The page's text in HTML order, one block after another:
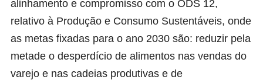
alinhamento e compromisso com o ODS 12,
relativo à Produção e Consumo Sustentáveis, onde
as metas fixadas para o ano 2030 são: reduzir pela
metade o desperdício de alimentos nas vendas do
varejo e nas cadeias produtivas e de